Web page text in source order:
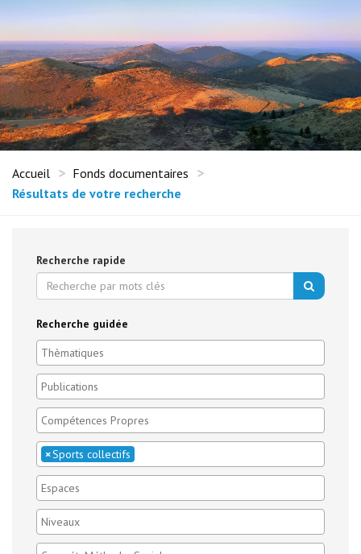
Accueil
Fonds documentaires
Résultats de votre recherche
Recherche rapide
Recherche guidée
×Sports collectifs